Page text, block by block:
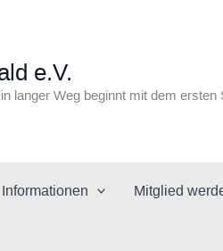
e.V.
langer Weg beginnt mit dem
Informationen Mitglied